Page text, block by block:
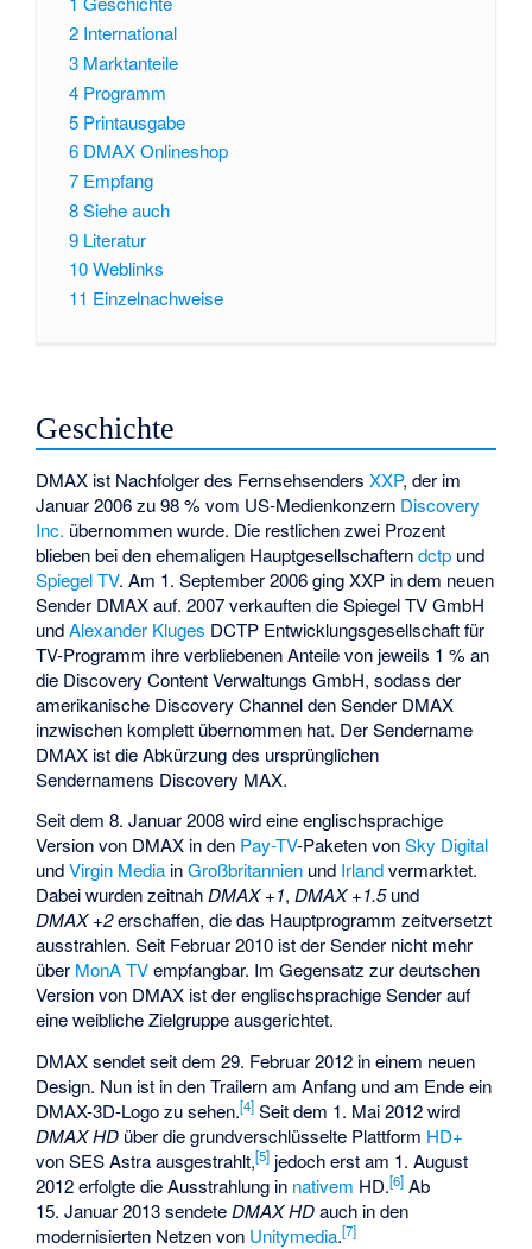
2 International
3 Marktanteile
4 Programm
5 Printausgabe
6 DMAX Onlineshop
7 Empfang
8Siehe auch
9 Literatur
10Weblinks
11 Einzelnachweise
Geschichte
DMAX ist Nachfolger des FernsehsendersXXP, der im
Januar 2006 zu 98 % vom US-Medienkonzern Discovery
Inc. übernommen wurde. Die restlichen zwei Prozent
blieben bei den ehemaligen Hauptgesellschafterndctp und
Spiegel TV. Am 1. September 2006 ging XXP in dem neuen
Sender DMAX auf. 2007 verkauften die Spiegel TV GmbH
undAlexander Kluges DCTP Entwicklungsgesellschaft für
TV-Programm ihre verbliebenen Anteile von jeweils 1 % an
die Discovery Content Verwaltungs GmbH, sodass der
amerikanische Discovery Channel den Sender DMAX
inzwischen komplett übernommen hat. Der Sendername
DMAX ist die Abkürzung des ursprünglichen
Sendernamens Discovery MAX.
Seit dem 8. Januar 2008 wird eine englischsprachige
Version von DMAX in den Pay-TV-Paketen vonSky Digital
undVirgin Media inGroßbritannien und Irlandvermarktet.
Dabei wurden zeitnahDMAX +1,DMAX +1.5und
DMAX +2erschaffen, die das Hauptprogramm zeitversetzt
ausstrahlen. Seit Februar 2010 ist der Sender nicht mehr
über MonA TVempfangbar. Im Gegensatz zur deutschen
Version von DMAX ist der englischsprachige Sender auf
eine weibliche Zielgruppe ausgerichtet.
DMAX sendet seit dem 29. Februar 2012 in einem neuen
Design. Nun ist in den Trailern am Anfang und am Ende ein
DMAX-3D-Logo zu sehen.[4] Seit dem 1. Mai 2012 wird
DMAX HD über die grundverschlüsselte Plattform HD+
von SES Astra ausgestrahlt,[5] jedoch erst am 1. August
2012 erfolgte die Ausstrahlung in nativem HD.[6] Ab
15. Januar 2013 sendeteDMAX HDauch in den
modernisierten Netzen von Unitymedia.[7]